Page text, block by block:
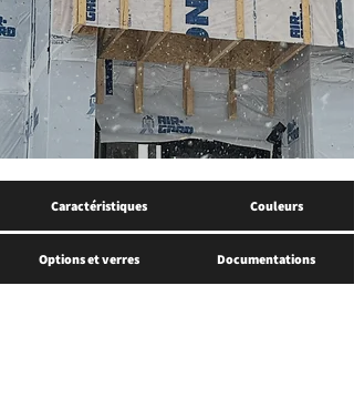
Caractéristiques Couleurs
Options et verres Documentations